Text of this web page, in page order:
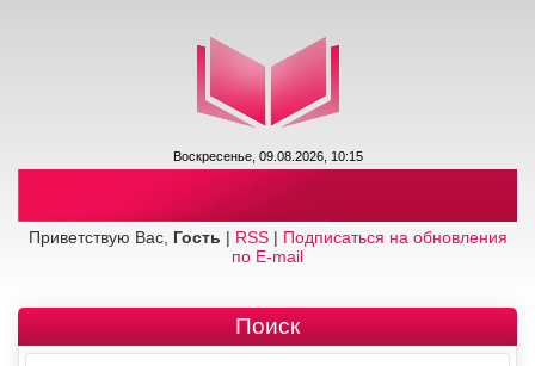
Воскресенье, 09.08.2026, 10:15
Приветствую Вас, Гость | RSS| Подписаться на обновления
по E-mail
Поиск